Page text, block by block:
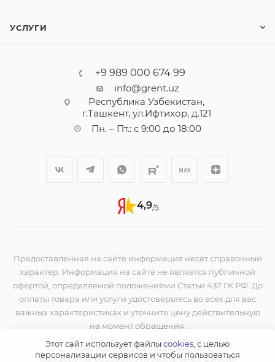
УСЛУГИ
+9 989 000 674 99
info@grent.uz
Республика Узбекистан,
г.Ташкент, ул.Ифтихор, д.121
Пн. – Пт.: с 9:00 до 18:00
4,9/5
Предоставленная на сайте информация несёт справочный
характер. Информация на сайте не является публичной
офертой, определяемой положениями Статьи 437 ГК РФ. До
оплаты товара или услуги удостоверьтесь во всех для вас
важных характеристиках и уточните цену действительную
на момент обращения.
Политика конфиденциальности
Согласие на обработку персональных данных
Этот сайт использует файлы cookies, с целью
персонализации сервисов и чтобы пользоваться